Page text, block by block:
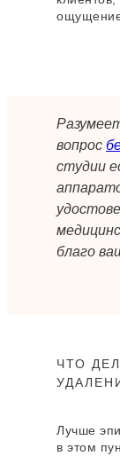
ЧТО
Лучше
в этом
ощущение
вопрос
студии
благо
Опыт работы —
аппаратах
Ruikd и Deka
интенсив-
«Точка
лазерной
Материал